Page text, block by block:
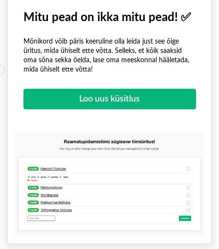
Mitu pead on ikka mitu pead! ✅
Mõnikord võib päris keeruline olla leida just see õige
üritus, mida ühiselt ette võtta. Selleks, et kõik saaksid
oma sõna sekka öelda, lase oma meeskonnal hääletada,
mida ühiselt ette võtta!
Loo uus küsitlus